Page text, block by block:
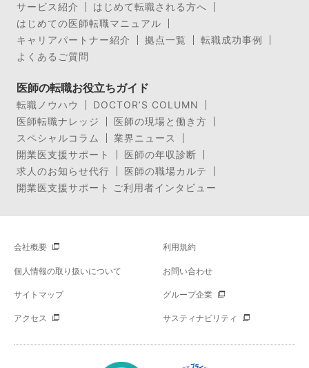
サービス紹介
はじめて転職される方へ
はじめての医師転職マニュアル
キャリアパートナー紹介
拠点一覧
転職成功事例
よくあるご質問
医師の転職お役立ちガイド
転職ノウハウ
DOCTOR’S COLUMN
医師転職ナレッジ
医師の現場と働き方
スペシャルコラム
業界ニュース
開業医支援サポート
医師の年収診断
求人のお知らせ代行
医師の職場カルテ
開業医支援サポート ご利用者インタビュー
会社概要 利用規約
個人情報の取り扱いについて お問い合わせ
サイトマップ グループ企業
アクセス サスティナビリティ